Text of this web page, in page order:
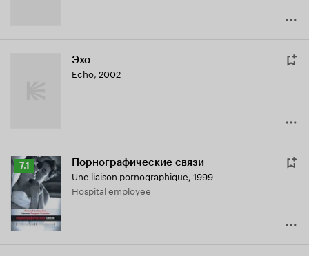
Эхо
Echo, 2002
Рейтинг
Кинопоиска
7.1
7.1 Порнографические связи
Une liaison pornographique, 1999
Hospital employee